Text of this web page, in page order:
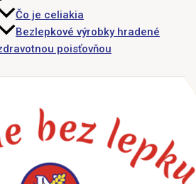
Čo je celiakia
Bezlepkové výrobky hradené
poisťovňou